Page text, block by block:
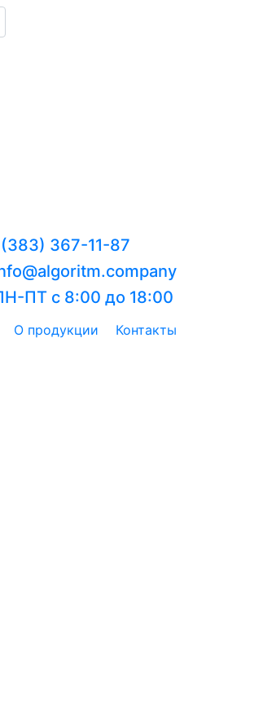
367-11-87
ПТ с 8:00 до 18:00
О продукции Контакты